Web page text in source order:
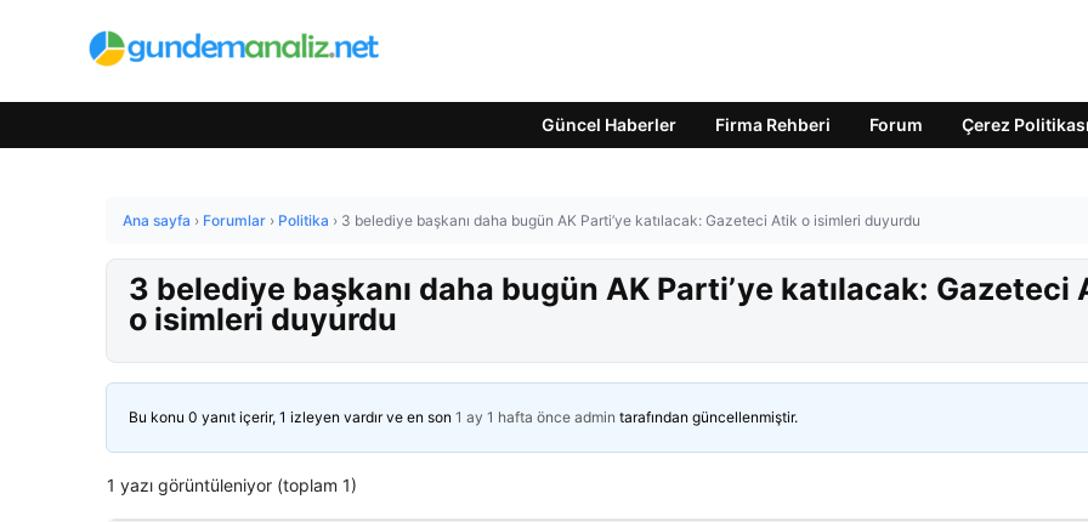
Güncel Haberler Firma Rehberi Forum Çerez Politikası
Ana sayfa › Forumlar › Politika › 3 belediye başkanı daha bugün AK Parti’ye katılacak: Gazeteci Atik o isimleri duyurdu
3 belediye başkanı daha bugün AK Parti’ye katılacak: Gazeteci
o isimleri duyurdu
Bu konu 0 yanıt içerir, 1 izleyen vardır ve en son 1 ay 1 hafta önce admin tarafından güncellenmiştir.
1 yazı görüntüleniyor (toplam 1)